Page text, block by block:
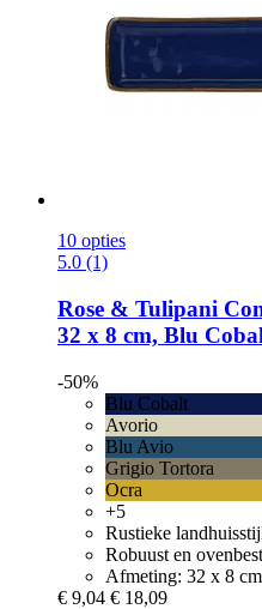
10 opties
5.0 (1)
Rose & Tulipani
32 x 8 cm, Blu
-50%
Blu Cobalt
Avorio
Blu Avio
Grigio Tortora
Ocra
+5
Rustieke
Robuust en
Afmeting: 32 x 8 cm
€ 9,04 € 18,09